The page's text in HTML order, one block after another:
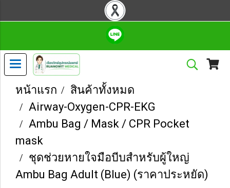
หน้าแรก
สินค้าทั้งหมด
Airway-Oxygen-CPR-EKG
Ambu Bag / Mask / CPR Pocket
mask
ชุดช่วยหายใจมือบีบสำหรับผู้ใหญ่
Ambu Bag Adult (Blue) (ราคาประหยัด)